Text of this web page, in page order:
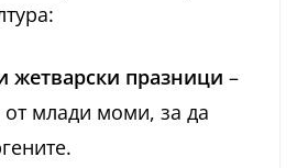
жетварски празници –
от млади моми, за да